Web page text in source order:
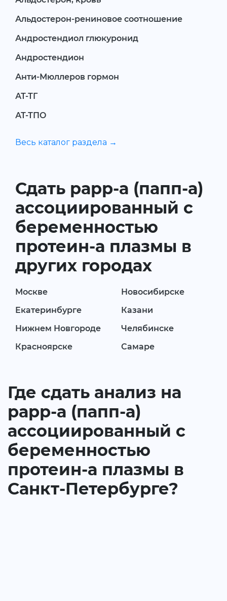
Альдостерон-рениновое соотношение
Андростендиол глюкуронид
Андростендион
Анти-Мюллеров гормон
АТ-ТГ
АТ-ТПО
Весь каталог раздела →
Сдать рарр-а (папп-а)
ассоциированный с
беременностью
протеин-а плазмы в
других городах
Москве
Новосибирске
Екатеринбурге
Казани
Нижнем Новгороде
Челябинске
Красноярске
Самаре
Где сдать анализ на
рарр-а (папп-а)
ассоциированный с
беременностью
протеин-а плазмы в
Санкт-Петербурге?